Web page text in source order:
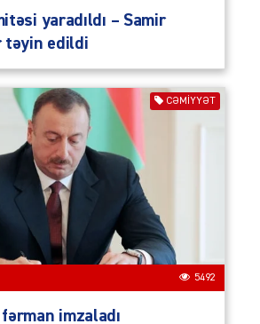
yaradıldı – Samir
təyin edildi
CƏMIYYƏT
5492
imzaladı